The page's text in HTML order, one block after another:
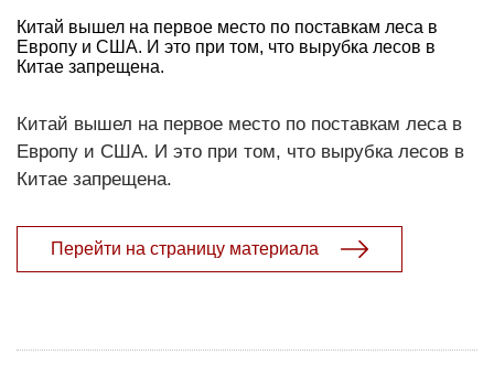
Китай вышел на первое место по поставкам леса в
Европу и США. И это при том, что вырубка лесов в
Китае запрещена.
Китай вышел на первое место по поставкам леса в
Европу и США. И это при том, что вырубка лесов в
Китае запрещена.
Перейти на страницу материала